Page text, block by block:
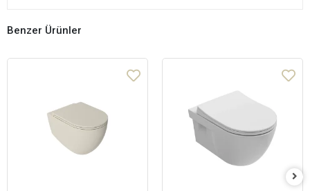
Benzer Ürünler